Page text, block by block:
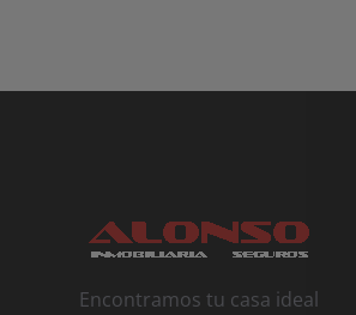
Encontramos tu casa ideal